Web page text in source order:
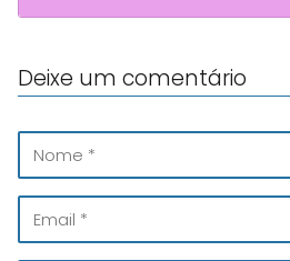
Deixe um comentário